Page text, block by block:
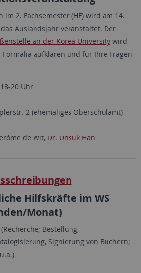
im 2. Fachsemester (HF) wird am 14.
Auslandsjahr veranstaltet. Der
an der Korea Universitywird
aufklären und für Ihre Fragen
20 Uhr
2 (ehemaliges Oberschulamt)
de Wit, Dr. Unsuk Han
Hilfskräfte im WS
Monat)
Bestellung,
Signierung von Büchern;